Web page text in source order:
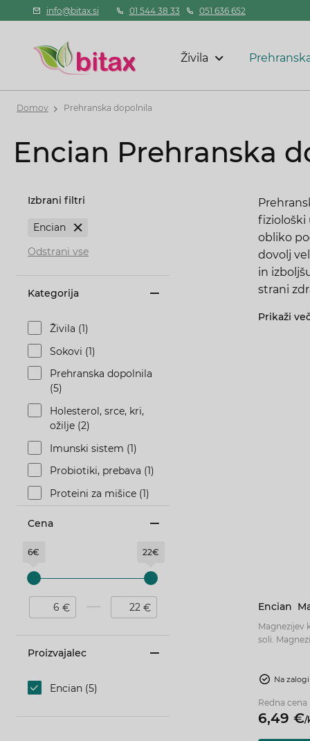
info@bitax.si 01 544 38 33 051 636 652
Živila
Domov Prehranska dopolnila
Encian Prehranska
Izbrani filtri
Encian
Odstrani vse
Kategorija
Živila (1)
Sokovi (1)
Prehranska dopolnila
(5)
Holesterol, srce, kri,
ožilje (2)
Imunski sistem (1)
Probiotiki, prebava (1)
Proteini za mišice (1)
sečila (1)
Sklepi, kosti, zobje, (1)
Stres, energija (1)
Vitamini, minerali (1)
Cena
6€ 22€
€ €
Proizvajalec
Encian (5)
fiziološki
obliko
dovolj
in
strani
Prikaži
Encian
Magnezijev
soli.
normalni
Na zalogi
Redna cena
6,49 €/